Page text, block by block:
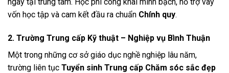
vốn học tập và cam kết đầu ra chuẩn Chính quy.
2. Trường Trung cấp Kỹ thuật – Nghiệp vụ Bình Thuận
Một trong những cơ sở giáo dục nghề nghiệp lâu năm,
trường liên tục Tuyển sinh Trung cấp Chăm sóc sắc đẹp